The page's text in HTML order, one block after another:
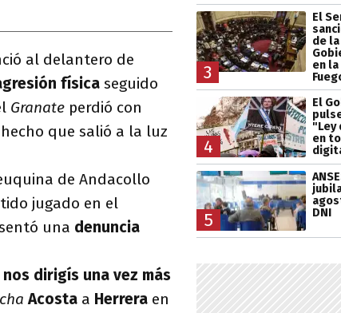
al delantero de
física seguido
Granate perdió con
que salió a la luz
de Andacollo
jugado en el
una denuncia
dirigís una vez más
Acosta a Herrera en
3
El
de
en
4
El
"Ley
en
5
DNI